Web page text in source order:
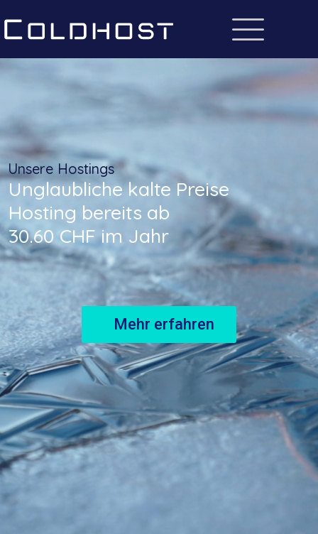
Unglaubliche kalte Preise
Hosting bereits ab
30.60 CHF im Jahr
Mehr erfahren
Unsere Hostings